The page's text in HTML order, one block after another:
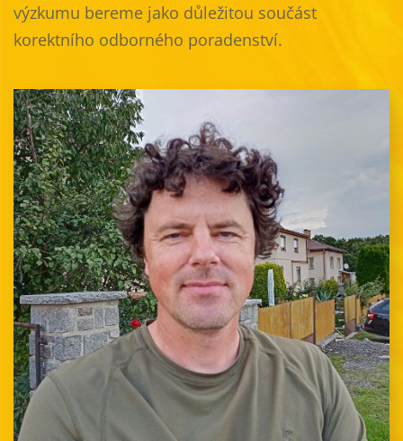
výzkumu bereme jako důležitou součást
korektního odborného poradenství.